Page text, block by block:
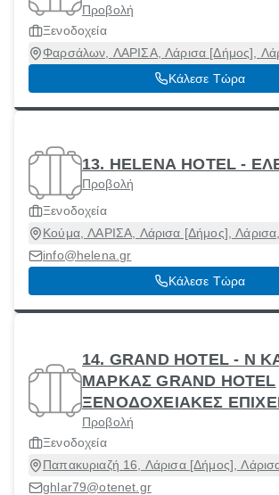
Προβολή
Ξενοδοχεία
Φαρσάλων, ΛΑΡΙΣΑ, Λάρισα [Δήμος],
Κάλεσε Τώρα
13. HELENA HOTEL -
Προβολή
Ξενοδοχεία
Κούμα, ΛΑΡΙΣΑ, Λάρισα [Δήμος],
info@helena.gr
Κάλεσε Τώρα
14. GRAND HOTEL - N
MAΡΚΑΣ GRAND HOTEL
ΞΕΝΟΔΟΧΕΙΑΚΕΣ
Προβολή
Ξενοδοχεία
Παπακυριαζή 16, Λάρισα [Δήμος],
ghlar79@otenet.gr